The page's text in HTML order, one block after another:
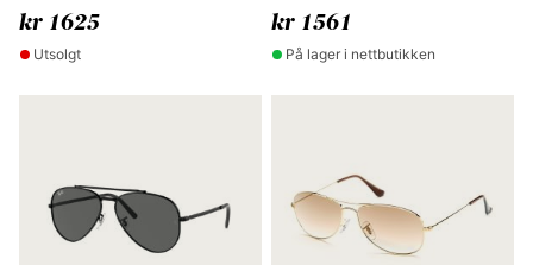
kr 1625
Utsolgt
kr 1561
På lager i nettbutikken